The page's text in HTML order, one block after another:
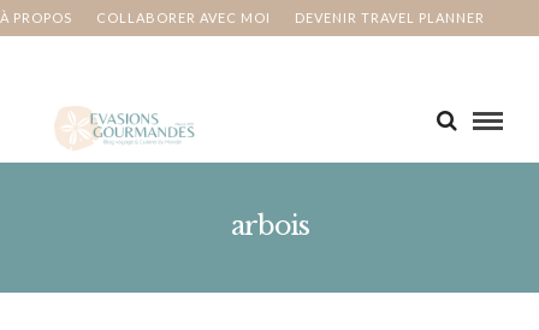
À PROPOS COLLABORER AVEC MOI DEVENIR TRAVEL PLANNER
arbois